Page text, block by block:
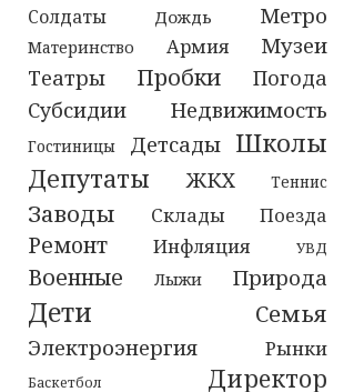
Солдаты Дождь Метро
Материнство Армия Музеи
Театры Пробки Погода
Субсидии Недвижимость
Гостиницы Детсады Школы
Депутаты ЖКХ Теннис
Заводы Склады Поезда
Ремонт Инфляция УВД
Военные Лыжи Природа
Дети Семья
Электроэнергия Рынки
Баскетбол Директор